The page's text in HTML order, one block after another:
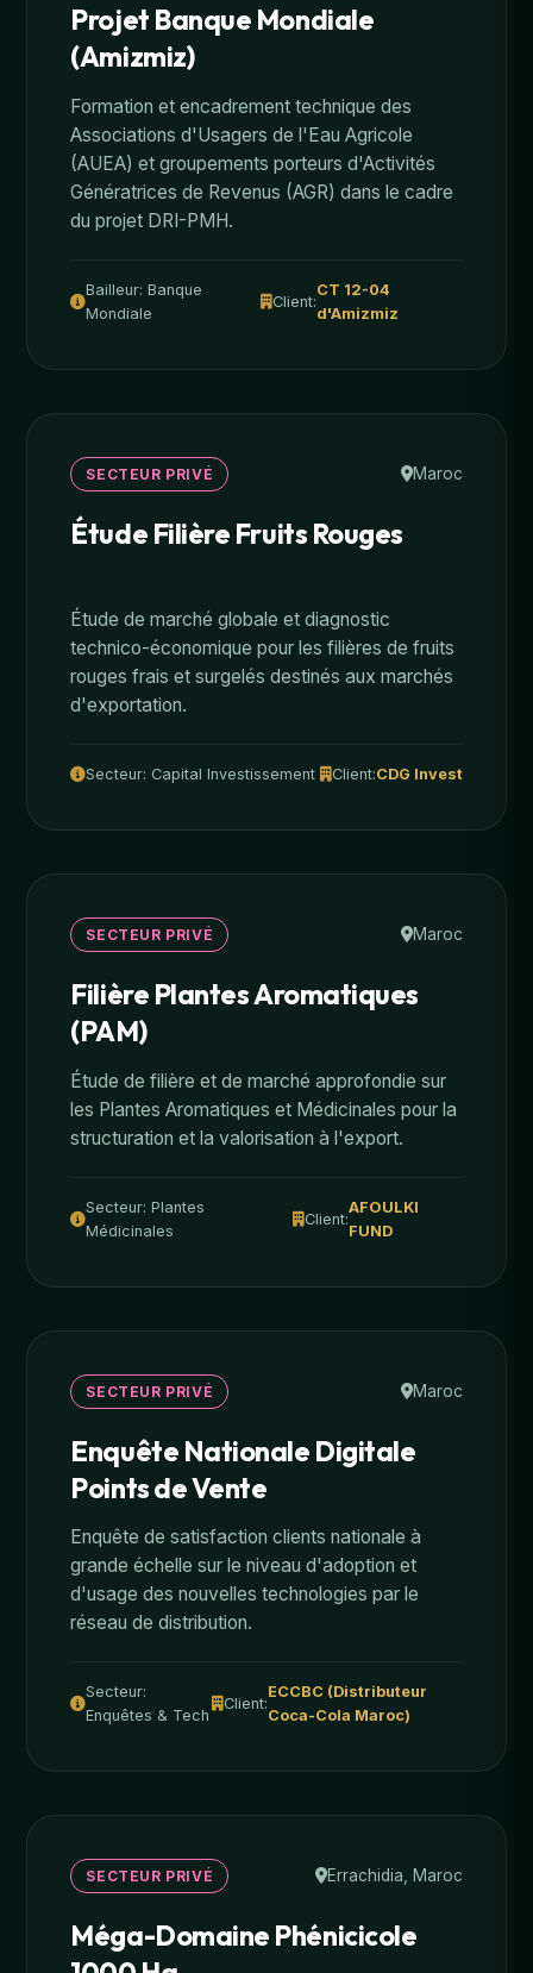
Projet Banque Mondiale
(Amizmiz)
Formation et encadrement technique des
Associations d'Usagers de l'Eau Agricole
(AUEA) et groupements porteurs d'Activités
Génératrices de Revenus (AGR) dans le cadre
du projet DRI-PMH.
Bailleur: Banque
Mondiale
Client:
CT 12-04
d'Amizmiz
SECTEUR PRIVÉ Maroc
Étude Filière Fruits Rouges
Étude de marché globale et diagnostic
technico-économique pour les filières de fruits
rouges frais et surgelés destinés aux marchés
d'exportation.
Secteur: Capital Investissement Client:CDG Invest
SECTEUR PRIVÉ Maroc
Filière Plantes Aromatiques
(PAM)
Étude de filière et de marché approfondie sur
les Plantes Aromatiques et Médicinales pour la
structuration et la valorisation à l'export.
Secteur: Plantes
Médicinales
Client:
AFOULKI
FUND
SECTEUR PRIVÉ Maroc
Enquête Nationale Digitale
Points de Vente
Enquête de satisfaction clients nationale à
grande échelle sur le niveau d'adoption et
d'usage des nouvelles technologies par le
réseau de distribution.
Secteur:
Enquêtes & Tech
Client:
ECCBC (Distributeur
Coca-Cola Maroc)
SECTEUR PRIVÉ Errachidia, Maroc
Méga-Domaine Phénicicole